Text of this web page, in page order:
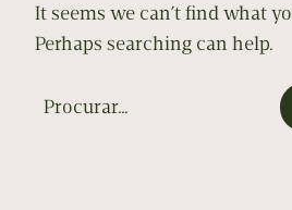
It seems we can’t find what
Perhaps searching can help.